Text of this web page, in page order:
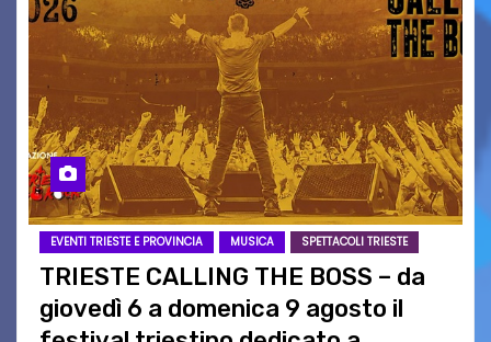
EVENTI TRIESTE E PROVINCIA MUSICA SPETTACOLI TRIESTE
TRIESTE CALLING THE BOSS – da
giovedì 6 a domenica 9 agosto il